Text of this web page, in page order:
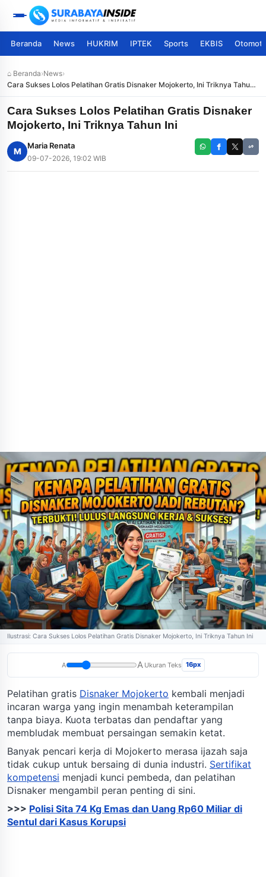
Beranda News HUKRIM IPTEK Sports EKBIS
⌂ Beranda›News›
Cara Sukses Lolos Pelatihan Gratis Disnaker Mojokerto, Ini Triknya Tahun
Ini
Cara Sukses Lolos Pelatihan Gratis Disnaker
Mojokerto, Ini Triknya Tahun Ini
M
Maria Renata
09-07-2026, 19:02 WIB
Ilustrasi: Cara Sukses Lolos Pelatihan Gratis Disnaker Mojokerto, Ini Triknya Tahun Ini
A A Ukuran Teks 16px
Pelatihan gratis Disnaker Mojokerto kembali menjadi
incaran warga yang ingin menambah keterampilan
tanpa biaya. Kuota terbatas dan pendaftar yang
membludak membuat persaingan semakin ketat.
Banyak pencari kerja di Mojokerto merasa ijazah saja
tidak cukup untuk bersaing di dunia industri. Sertifikat
kompetensi menjadi kunci pembeda, dan pelatihan
Disnaker mengambil peran penting di sini.
>>> Polisi Sita 74 Kg Emas dan Uang Rp60 Miliar di
Sentul dari Kasus Korupsi